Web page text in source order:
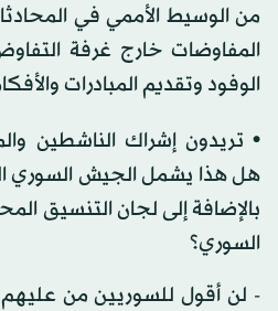
من الوسيط الأممي في
المفاوضات خارج غرفة
الوفود وتقديم المبادرات
• تريدون إشراك الناشطين
هل هذا يشمل الجيش السوري
بالإضافة إلى لجان التنسيق
السوري؟
- لن أقول للسوريين من